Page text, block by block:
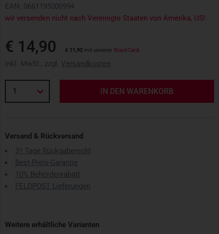
EAN: 0661195000994
wir versenden nicht nach Vereinigte Staaten von Amerika, US!
€ 14,90 € 11,92 mit unserer BlackCard
inkl. MwSt., zzgl. Versandkosten
1 IN DEN WARENKORB
Versand & Rückversand
31 Tage Rückgaberecht
Best-Preis-Garantie
10% Behördenrabatt
FELDPOST Lieferungen
Weitere erhältliche Varianten